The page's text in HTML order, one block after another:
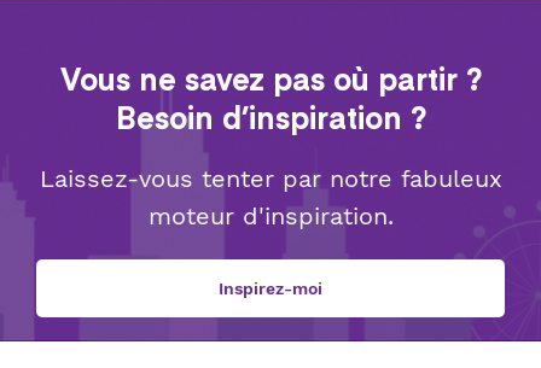
Vous ne savez pas où partir ?
Besoin d’inspiration ?
Laissez-vous tenter par notre fabuleux
moteur d'inspiration.
Inspirez-moi